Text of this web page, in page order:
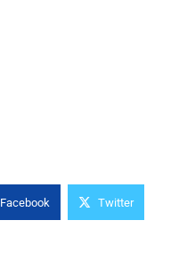
Facebook Twitter